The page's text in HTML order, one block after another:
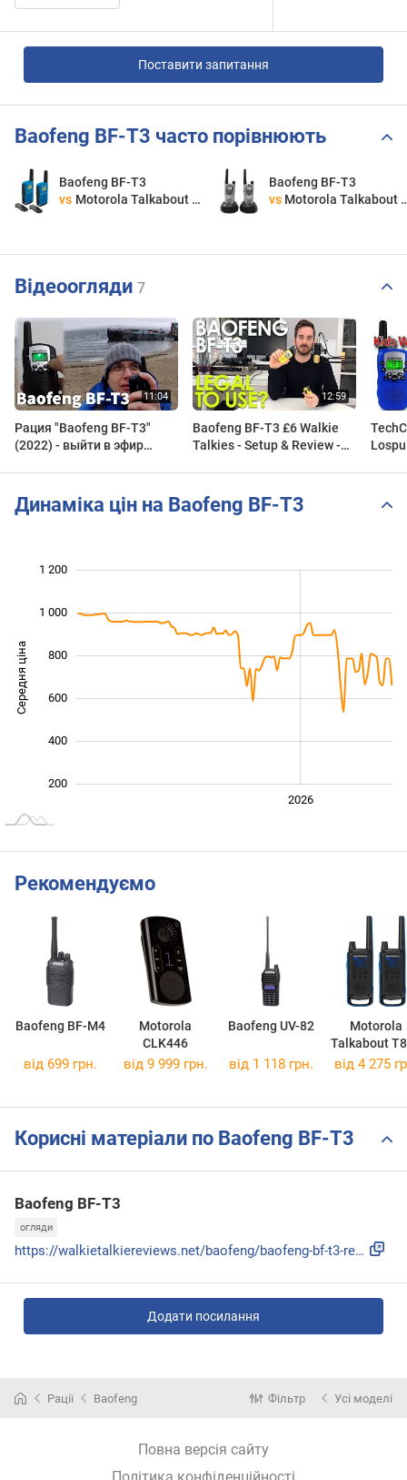
Поставити запитання
Baofeng BF-T3 часто порівнюють
Baofeng BF-T3
vs Motorola Talkabout T42 Twin Pack
Baofeng BF-T3
vs Motorola Talkabout T7100
Відеоогляди 7
Рация "Baofeng BF-T3"
(2022) - выйти в эфир
Baofeng BF-T3 £6 Walkie
Talkies - Setup & Review -
Динаміка цін на Baofeng BF-T3
Середня ціна
200
400
600
800
1 200
1 000
2026
Рекомендуємо
Baofeng BF-M4
Motorola
CLK446
Baofeng UV-82
Motorola
Talkabout
від 699 грн. від 9 999 грн. від 1 118 грн. від 4 275
Корисні матеріали по Baofeng BF-T3
Baofeng BF-T3
огляди
https://walkietalkiereviews.net/baofeng/baofeng-bf-t3-revie...
Додати посилання
Рації Baofeng Фільтр Усі моделі
Повна версія сайту